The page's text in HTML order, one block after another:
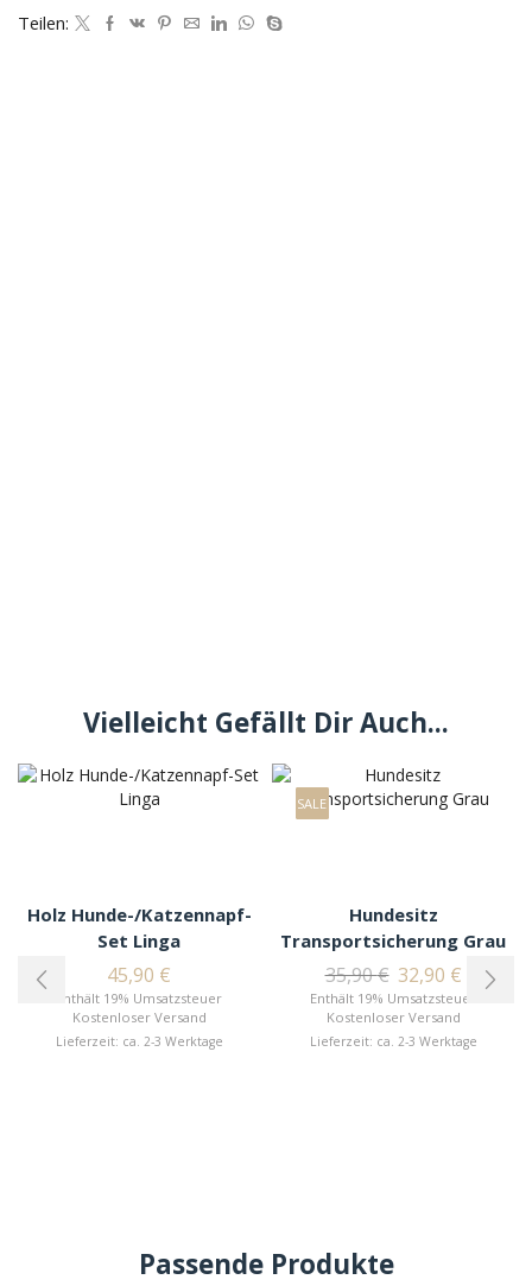
Teilen:
Vielleicht Gefällt Dir Auch...
Holz Hunde-/Katzennapf-
Set Linga
45,90 €
Enthält 19% Umsatzsteuer
Kostenloser Versand
Lieferzeit: ca. 2-3 Werktage
SALE
Hundesitz
Transportsicherung Grau
35,90€ 32,90 €
Enthält 19% Umsatzsteuer
Kostenloser Versand
Lieferzeit: ca. 2-3 Werktage
Passende Produkte